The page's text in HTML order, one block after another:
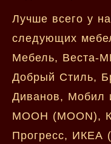
Лучше всего у
следующих
Мебель, Веста-
Добрый Стиль,
Диванов, Мобил
МООН (MOON),
Прогресс, ИКЕА